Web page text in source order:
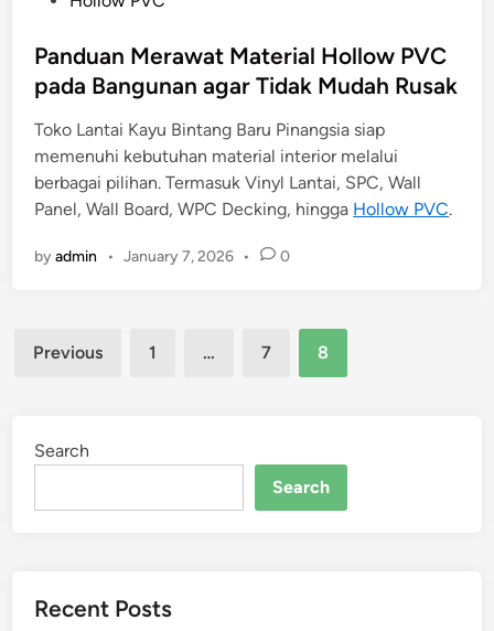
s
t
e
d
i
n
Panduan Merawat Material Hollow PVC
pada Bangunan agar Tidak Mudah Rusak
Toko Lantai Kayu Bintang Baru Pinangsia siap
memenuhi kebutuhan material interior melalui
berbagai pilihan. Termasuk Vinyl Lantai, SPC, Wall
Panel, Wall Board, WPC Decking, hingga Hollow PVC.
byadmin • January 7, 2026 • 0
Posts
Previous 1 … 7 8
Search
Search
Recent Posts